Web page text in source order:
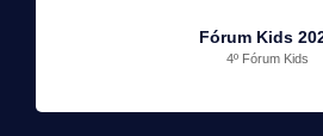
Fórum Kids
4º Fórum Kids